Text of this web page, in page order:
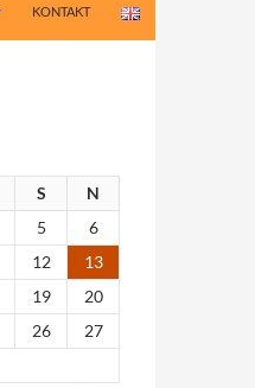
KONTAKT
S
N
5
6
12
13
19
20
26
27